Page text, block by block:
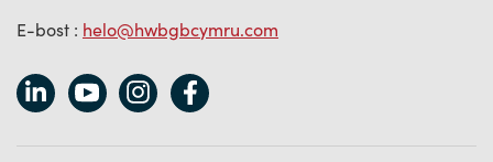
E-bost : helo@hwbgbcymru.com